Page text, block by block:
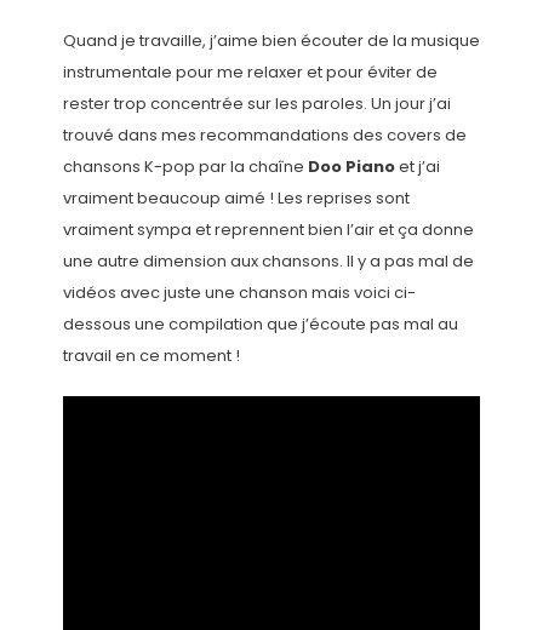
Quand je travaille, j’aime bien écouter de la musique
instrumentale pour me relaxer et pour éviter de
rester trop concentrée sur les paroles. Un jour j’ai
trouvé dans mes recommandations des covers de
chansons K-pop par la chaîne Doo Pianoet j’ai
vraiment beaucoup aimé ! Les reprises sont
vraiment sympa et reprennent bien l’air et ça donne
une autre dimension aux chansons. Il y a pas mal de
vidéos avec juste une chanson mais voici ci-
dessous une compilation que j’écoute pas mal au
travail en ce moment !